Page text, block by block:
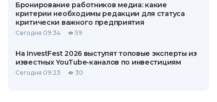
Бронирование работников медиа: какие
критерии необходимы редакции для статуса
критически важного предприятия
Сегодня 09:34 59
На InvestFest 2026 выступят топовые эксперты из
известных YouTube-каналов по инвестициям
Сегодня 09:23 30